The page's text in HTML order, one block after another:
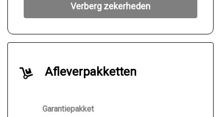
Verberg zekerheden
Afleverpakketten
Garantiepakket